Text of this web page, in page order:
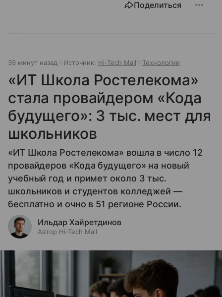
Поделиться
39 минут назад Источник: Hi-Tech Mail Технологии
«ИТ Школа Ростелекома»
стала провайдером «Кода
будущего»: 3 тыс. мест для
школьников
«ИТ Школа Ростелекома» вошла в число 12
провайдеров «Кода будущего» на новый
учебный год и примет около 3 тыс.
школьников и студентов колледжей —
бесплатно и очно в 51 регионе России.
Ильдар Хайретдинов
Автор Hi-Tech Mail